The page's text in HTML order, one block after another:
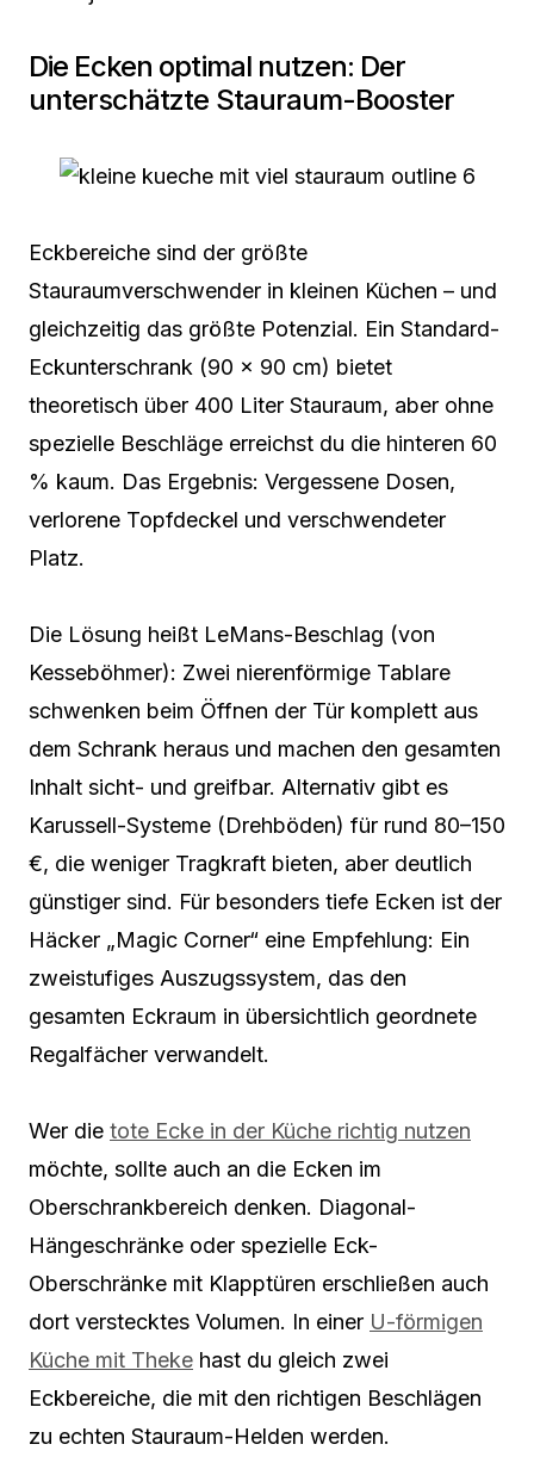
Die Ecken optimal nutzen: Der
unterschätzte Stauraum-Booster
Eckbereiche sind der größte
Stauraumverschwender in kleinen Küchen – und
gleichzeitig das größte Potenzial. Ein Standard-
Eckunterschrank (90 × 90 cm) bietet
theoretisch über 400 Liter Stauraum, aber ohne
spezielle Beschläge erreichst du die hinteren 60
% kaum. Das Ergebnis: Vergessene Dosen,
verlorene Topfdeckel und verschwendeter
Platz.
Die Lösung heißt LeMans-Beschlag (von
Kesseböhmer): Zwei nierenförmige Tablare
schwenken beim Öffnen der Tür komplett aus
dem Schrank heraus und machen den gesamten
Inhalt sicht- und greifbar. Alternativ gibt es
Karussell-Systeme (Drehböden) für rund 80–150
€, die weniger Tragkraft bieten, aber deutlich
günstiger sind. Für besonders tiefe Ecken ist der
Häcker „Magic Corner“ eine Empfehlung: Ein
zweistufiges Auszugssystem, das den
gesamten Eckraum in übersichtlich geordnete
Regalfächer verwandelt.
Wer die tote Ecke in der Küche richtig nutzen
möchte, sollte auch an die Ecken im
Oberschrankbereich denken. Diagonal-
Hängeschränke oder spezielle Eck-
Oberschränke mit Klapptüren erschließen auch
dort verstecktes Volumen. In einer U-förmigen
Küche mit Theke hast du gleich zwei
Eckbereiche, die mit den richtigen Beschlägen
zu echten Stauraum-Helden werden.